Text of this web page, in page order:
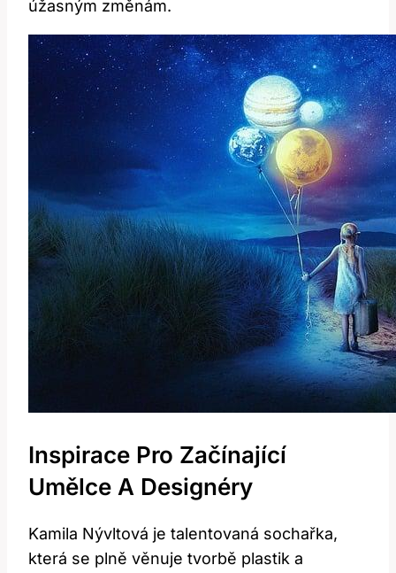
úžasným změnám.
Inspirace Pro Začínající
Umělce A Designéry
Kamila Nývltová je talentovaná sochařka,
která se plně věnuje tvorbě plastik a